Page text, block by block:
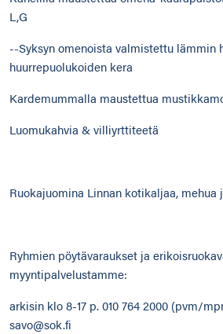
L,G
--Syksyn omenoista valmistettu lämmin
huurrepuolukoiden kera
Kardemummalla maustettua
Luomukahvia & villiyrttiteetä
Ruokajuomina Linnan kotikaljaa, mehua
Ryhmien pöytävaraukset ja
myyntipalvelustamme:
arkisin klo 8-17 p. 010 764 2000 (pvm/
savo@sok.fi